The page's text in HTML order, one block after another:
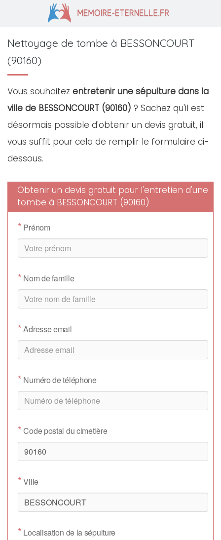
Nettoyage de tombe à BESSONCOURT
(90160)
Vous souhaitez entretenir une sépulture dans la
ville de BESSONCOURT (90160) ? Sachez qu'il est
désormais possible d'obtenir un devis gratuit, il
vous suffit pour cela de remplir le formulaire ci-
dessous.
Obtenir un devis gratuit pour l'entretien d'une
tombe à BESSONCOURT (90160)
* Prénom
* Nom de famille
*Adresse email
* Numéro de téléphone
*Code postal du cimetière
*Ville
* Localisation de la sépulture